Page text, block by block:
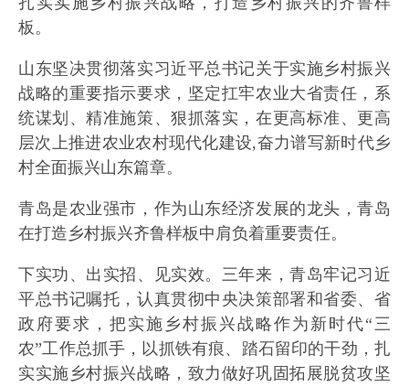
板。
山东坚决贯彻落实习近平总书记关于实施乡村振兴
战略的重要指示要求，坚定扛牢农业大省责任，系
统谋划、精准施策、狠抓落实，在更高标准、更高
层次上推进农业农村现代化建设,奋力谱写新时代乡
村全面振兴山东篇章。
青岛是农业强市，作为山东经济发展的龙头，青岛
在打造乡村振兴齐鲁样板中肩负着重要责任。
下实功、出实招、见实效。三年来，青岛牢记习近
平总书记嘱托，认真贯彻中央决策部署和省委、省
政府要求，把实施乡村振兴战略作为新时代“三
农”工作总抓手，以抓铁有痕、踏石留印的干劲，扎
实实施乡村振兴战略，致力做好巩固拓展脱贫攻坚